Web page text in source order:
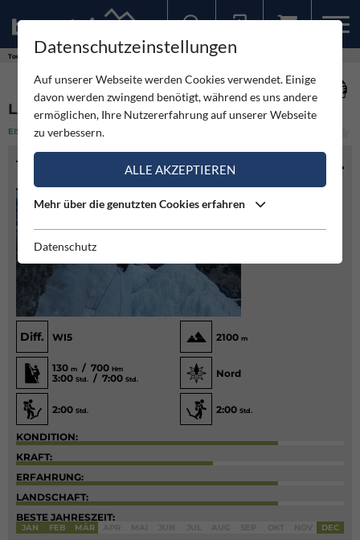
Touren
LA PIOVRA - LANGENTAL
EISKLETTERN MITTEL
TOURENINFO
Diff. WI5 2100 m
130 m / 700 Hm
3:00 Std. / 7:00 Std.
Nord
2:00 Std. 2:00 Std.
KONDITION:
KRAFT:
ERFAHRUNG:
LANDSCHAFT:
BESTE JAHRESZEIT:
JAN FEB MÄR DEC
Datenschutzeinstellungen
Auf unserer Webseite werden Cookies verwendet. Einige
davon werden zwingend benötigt, während es uns andere
ermöglichen, Ihre Nutzererfahrung auf unserer Webseite
zu verbessern.
ALLE AKZEPTIEREN
Mehr über die genutzten Cookies erfahren
Datenschutz